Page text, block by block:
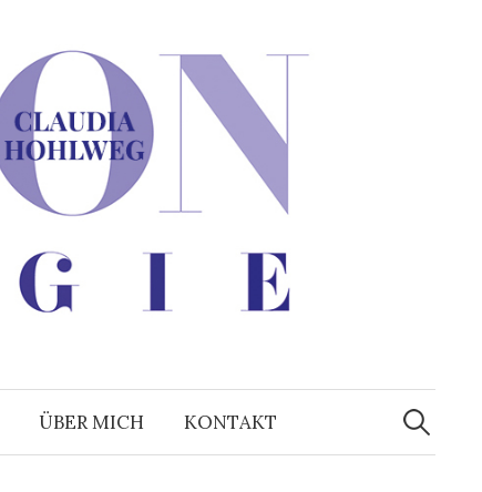
ÜBER MICH KONTAKT
Suchen
nach: